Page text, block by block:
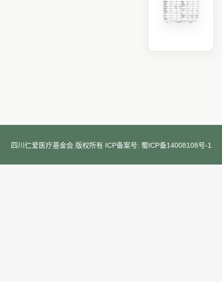
四川仁爱医疗基金会 版权所有 ICP备案号: 蜀ICP备14008108号-1